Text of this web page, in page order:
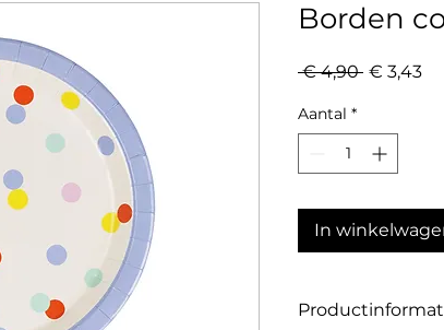
Borden
€ 4,90 Normale
€ 3,43
Aantal *
In